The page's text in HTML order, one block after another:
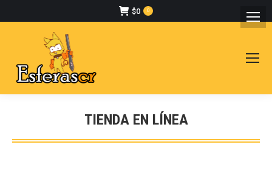
$0 0
TIENDA EN LÍNEA
Estás aquí: